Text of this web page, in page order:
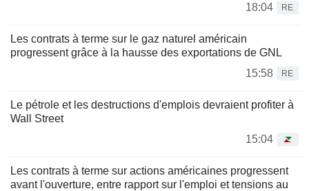
18:04
RE
Les contrats à terme sur le gaz naturel américain
progressent grâce à la hausse des exportations de GNL
15:58
RE
Le pétrole et les destructions d'emplois devraient profiter à
Wall Street
15:04
Les contrats à terme sur actions américaines progressent
avant l'ouverture, entre rapport sur l'emploi et tensions au